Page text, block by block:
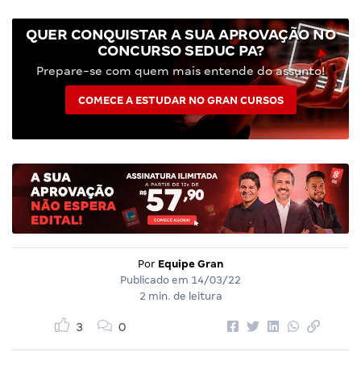
QUER CONQUISTAR A SUA APROVAÇÃO NO
CONCURSO SEDUC PA?
Prepare-se com quem mais entende do assunto!
COMECE A ESTUDAR NO GRAN CURSOS
Por Equipe Gran
Publicado em 14/03/22
2 min. de leitura
3 0